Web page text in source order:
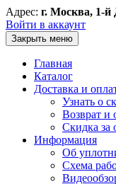
Адрес: г. Москва, 1-й
Войти в аккаунт
Закрыть меню
Главная
Каталог
Доставка и
Узнать о
Возврат и
Скидка за
Информация
Об
Схема